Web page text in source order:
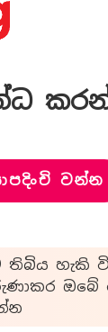
වන්න
හැකි
ඔබේ